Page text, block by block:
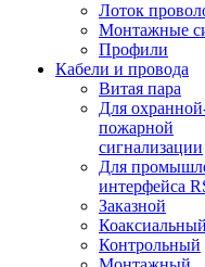
Лоток
Монтажные
Профили
Кабели и провода
Витая пара
Для
пожарной
сигнализации
Для
интерфейса
Заказной
Контрольный